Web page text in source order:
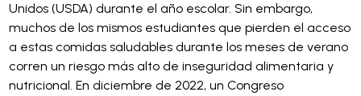
Unidos (USDA) durante el año escolar. Sin embargo,
muchos de los mismos estudiantes que pierden el acceso
a estas comidas saludables durante los meses de verano
corren un riesgo más alto de inseguridad alimentaria y
nutricional. En diciembre de 2022, un Congreso